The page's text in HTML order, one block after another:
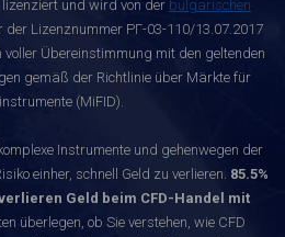
und wird von der bulgarischen
der Lizenznummer РГ-03-110/13.07.2017
Übereinstimmung mit den geltenden
gemäß der Richtlinie über Märkte für
(MiFID).
Instrumente und gehenwegen der
einher, schnell Geld zu verlieren. 85.5%
Geld beim CFD-Handel mit
überlegen, ob Sie verstehen, wie CFD